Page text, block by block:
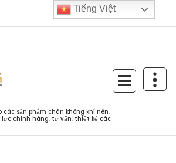
các sản phẩm chân không khí nén,
chính hãng, tư vấn, thiết kế các
Tiếng Việt